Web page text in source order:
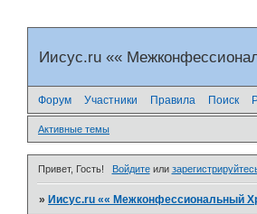
Иисус.ru ««
Форум Участники Правила Поиск
Активные темы
Привет, Гость! Войдитеили
»Иисус.ru «« Межконфессиональный